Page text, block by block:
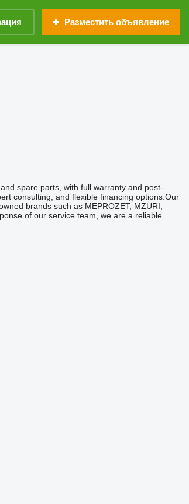
Разместить объявление
spare parts, with full warranty and post-
consulting, and flexible financing options.Our
brands such as MEPROZET, MZURI,
of our service team, we are a reliable